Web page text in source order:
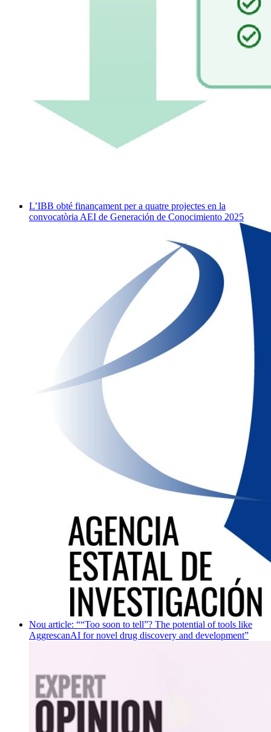
L’IBB obté finançament per a quatre projectes en la
convocatòria AEI de Generación de Conocimiento 2025
Nou article: ““Too soon to tell”? The potential of tools like
AggrescanAI for novel drug discovery and development”